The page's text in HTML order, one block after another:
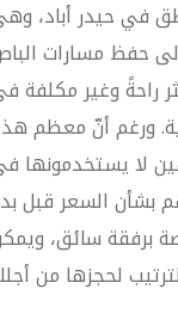
في حيدر أباد،
حفظ مسارات
راحةً وغير مكلفة
ورغم أنّ معظم
لا يستخدمونها
بشأن السعر قبل
برفقة سائق،